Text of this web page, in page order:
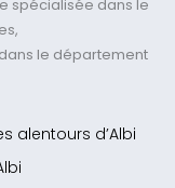
spécialisée dans le
le département
alentours d’Albi